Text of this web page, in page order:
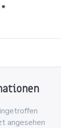
PE-
*
angesehen